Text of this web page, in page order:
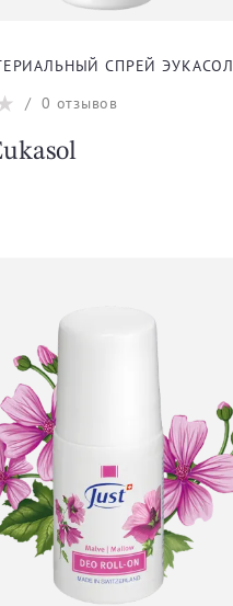
СПРЕЙ ЭУКАСОЛ
/0 отзывов